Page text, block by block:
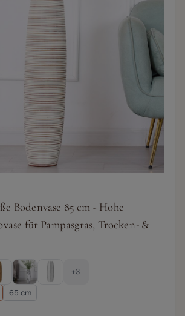
Bodenvase 85 cm - Hohe
für Pampasgras, Trocken- &
+3
65 cm